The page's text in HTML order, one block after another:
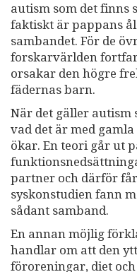
autism som det finns
faktiskt är pappans
sambandet. För de
forskarvärlden
orsakar den högre
fädernas barn.
När det gäller autism
vad det är med
ökar. En teori går ut
partner och därför
syskonstudien fann
sådant samband.
En annan möjlig
handlar om att den
föroreningar, diet